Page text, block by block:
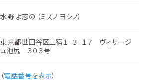
水野 よ志の （ミズノ ヨシノ）
東京都世田谷区三宿１−３−１７ ヴィサージ
ュ池尻 ３０３号
（電話番号を表示）